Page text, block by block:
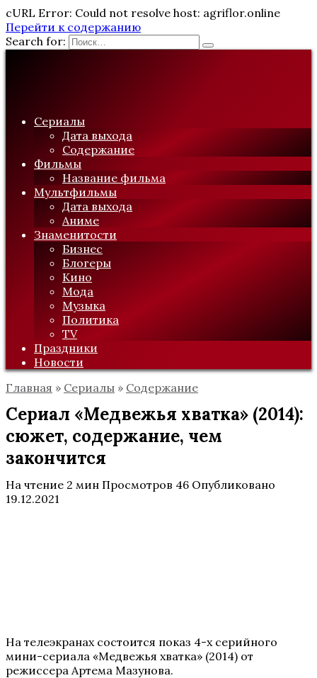
cURL Error: Could not resolve host: agriflor.online
Перейти к содержанию
Search for:
Сериалы
Дата выхода
Содержание
Фильмы
Название фильма
Мультфильмы
Дата выхода
Аниме
Знаменитости
Бизнес
Блогеры
Кино
Мода
Музыка
Политика
TV
Праздники
Новости
Главная » Сериалы » Содержание
Сериал «Медвежья хватка» (2014):
сюжет, содержание, чем
закончится
На чтение 2 мин Просмотров 46 Опубликовано
19.12.2021
На телеэкранах состоится показ 4-х серийного
мини-сериала «Медвежья хватка» (2014) от
режиссера Артема Мазунова.